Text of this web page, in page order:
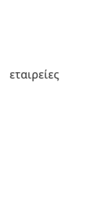
εταιρείες